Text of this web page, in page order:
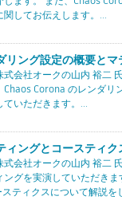
関してお伝えします。...
リング設定の概要とマ
式会社オークの山内 裕二
Chaos Corona のレンダリ
ていただきます。...
ィングとコースティク
式会社オークの山内 裕二
ングを実演していただき
ティクスについて解説を